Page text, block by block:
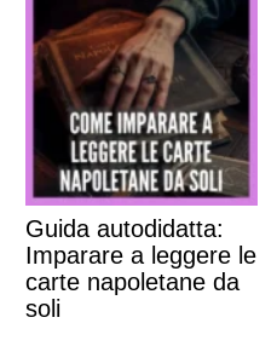
Guida autodidatta:
Imparare a leggere le
carte napoletane da
soli